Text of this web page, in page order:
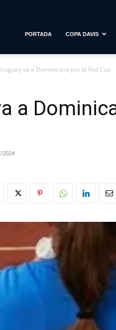
PORTADA COPA DAVIS
va a Dominicana por la Fed Cup
a
2024